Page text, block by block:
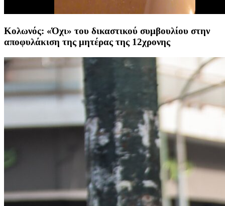
Κολωνός: «Όχι» του δικαστικού συμβουλίου στην
αποφυλάκιση της μητέρας της 12χρονης